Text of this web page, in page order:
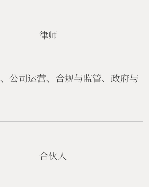
律师
公司运营、合规与监管、政府与
合伙人